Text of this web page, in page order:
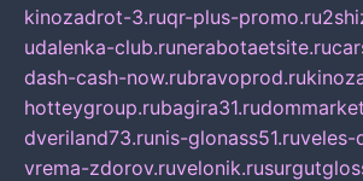
kinozadrot-3.ruqr-plus-promo.ru
udalenka-club.runerabotaetsite.ru
dash-cash-now.rubravoprod.ru
hotteygroup.rubagira31.ru
dveriland73.runis-glonass51.ruveles-
vrema-zdorov.ruvelonik.ru